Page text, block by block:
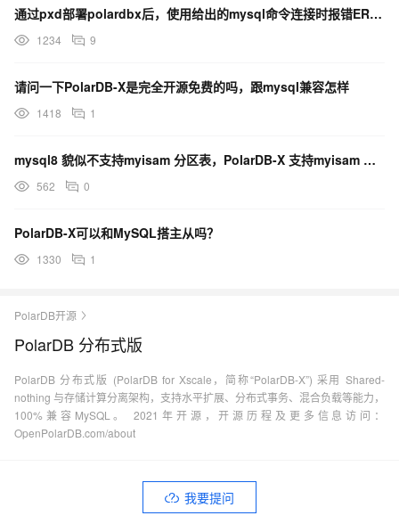
通过pxd部署polardbx后，使用给出的mysql命令连接时报错ERROR 2003
1234 9
请问一下PolarDB-X是完全开源免费的吗，跟mysql兼容怎样
1418 1
mysql8 貌似不支持myisam 分区表，PolarDB-X 支持myisam 的分区表吗？
562 0
PolarDB-X可以和MySQL搭主从吗？
1330 1
PolarDB开源
PolarDB 分布式版
PolarDB 分布式版 (PolarDB for Xscale，简称“PolarDB-X”) 采用 Shared-
nothing 与存储计算分离架构，支持水平扩展、分布式事务、混合负载等能力，
100%兼容MySQL。 2021年开源，开源历程及更多信息访问：
OpenPolarDB.com/about
我要提问